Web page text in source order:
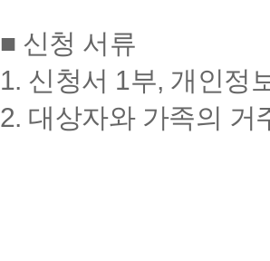
■ 신청 서류
1. 신청서 1부, 개인정
2. 대상자와 가족의 거